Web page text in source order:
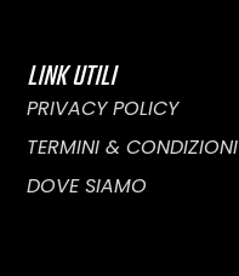
LINK UTILI
PRIVACY POLICY
TERMINI & CONDIZIONI
DOVE SIAMO